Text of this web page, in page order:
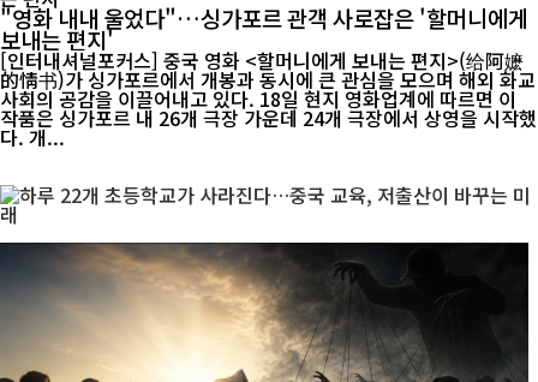
"영화 내내 울었다"…싱가포르 관객 사로잡은 '할머니에게
보내는 편지'
[인터내셔널포커스] 중국 영화 <할머니에게 보내는 편지>(给阿嬷
的情书)가 싱가포르에서 개봉과 동시에 큰 관심을 모으며 해외 화교
사회의 공감을 이끌어내고 있다. 18일 현지 영화업계에 따르면 이
작품은 싱가포르 내 26개 극장 가운데 24개 극장에서 상영을 시작했
다. 개...